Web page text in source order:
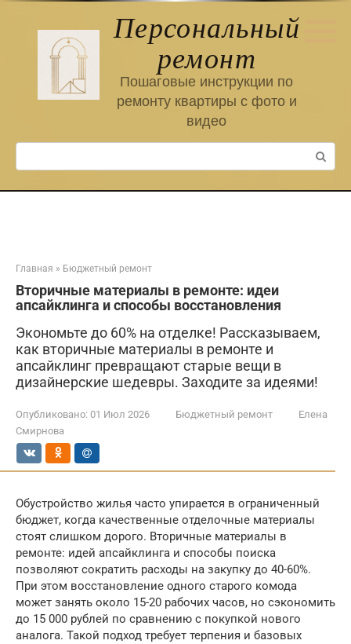
Персональный
ремонт
Пошаговые инструкции по
ремонту квартиры с фото и
видео
Поиск:
Главная » Бюджетный ремонт
Вторичные материалы в ремонте: идеи
апсайклинга и способы восстановления
Экономьте до 60% на отделке! Рассказываем,
как вторичные материалы в ремонте и
апсайклинг превращают старые вещи в
дизайнерские шедевры. Заходите за идеями!
Опубликовано: 01 Июл 2026 Бюджетный ремонт
Елена
Смирнова
Обустройство жилья часто упирается в ограниченный
бюджет, когда качественные отделочные материалы
стоят слишком дорого. Вторичные материалы в
ремонте: идей апсайклинга и способы поиска
позволяют сократить расходы на закупку до 40-60%.
При этом восстановление одного старого комода
может занять около 15-20 рабочих часов, но сэкономить
до 15 000 рублей по сравнению с покупкой нового
аналога. Такой подход требует терпения и базовых